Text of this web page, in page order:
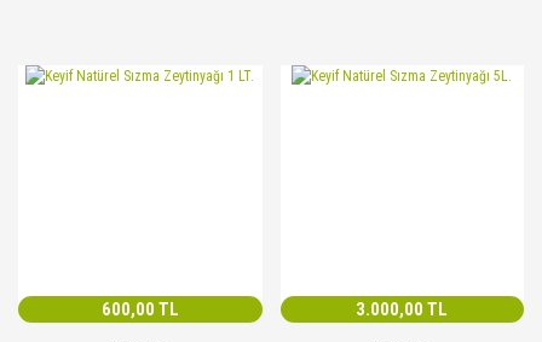
600,00 TL 3.000,00 TL